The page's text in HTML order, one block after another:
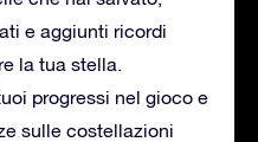
e aggiunti ricordi
la tua stella.
progressi nel gioco e
sulle costellazioni